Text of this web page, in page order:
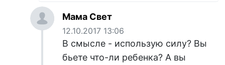
Мама Свет
12.10.2017 13:06
В смысле - использую силу? Вы
бьете что-ли ребенка? А вы